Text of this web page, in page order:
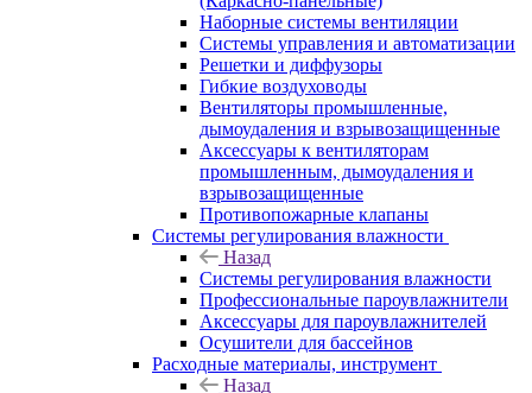
Наборные системы вентиляции
Системы управления и автоматизации
Решетки и диффузоры
Гибкие воздуховоды
Вентиляторы промышленные,
дымоудаления и взрывозащищенные
Аксессуары к вентиляторам
промышленным, дымоудаления и
взрывозащищенные
Противопожарные клапаны
Системы регулирования влажности
Назад
Системы регулирования влажности
Профессиональные пароувлажнители
Аксессуары для пароувлажнителей
Осушители для бассейнов
Расходные материалы, инструмент
Назад